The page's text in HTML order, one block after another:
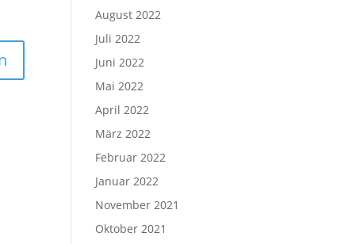
August 2022
Juli 2022
Juni 2022
Mai 2022
April 2022
März 2022
Februar 2022
Januar 2022
November 2021
Oktober 2021